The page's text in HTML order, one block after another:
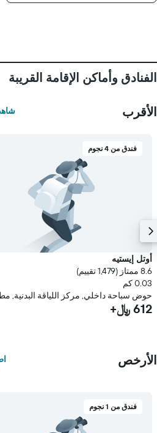
الفنادق وأماكن الإقامة القريبة
الأقرب
فندق من 4 نجوم
أوتل إيستيه
8.6 ممتاز (1,479 تقييم)
0.03 كم
حوض سباحة داخلي, مركز اللياقة البدنية,
612 ﷼+
الأرخص
فندق من 1 نجوم